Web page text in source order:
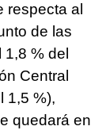
respecta al
de las
% del
Central
1,5 %),
quedará en